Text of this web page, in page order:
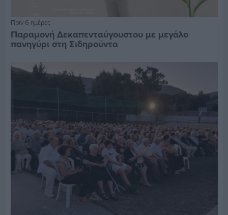
Πριν 6 ημέρες
Παραμονή Δεκαπενταύγουστου με μεγάλο
πανηγύρι στη Σιδηρούντα